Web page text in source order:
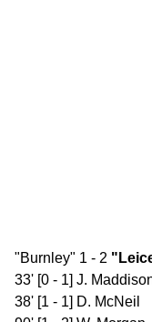
"Burnley" 1 - 2
33' [0 - 1] J.
38' [1 - 1] D. McNeil